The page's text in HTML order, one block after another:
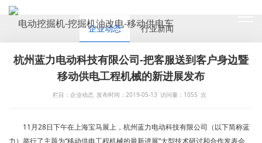
NEWS
企业动态 行业新闻
杭州蓝力电动科技有限公司-把客服送到客户身边暨
移动供电工程机械的新进展发布
栏目：企业动态 发布时间：2019-05-13 访问量： 1055 次
11月28日下午在上海宝马展上，杭州蓝力电动科技有限公司（以下简称蓝
力）举行了主题为“移动供电工程机械的最新进展”大型技术研讨和合作发表会。